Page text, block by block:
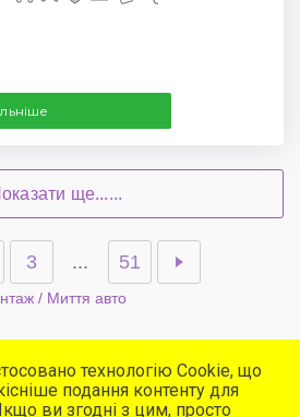
ще......
3 ... 51
/ Миття авто
сервіси
СТО
технологію Cookie, що
подання контенту для
ви згодні з цим, просто